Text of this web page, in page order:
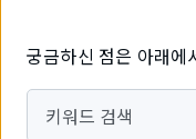
궁금하신 점은 아래에
키워드 검색